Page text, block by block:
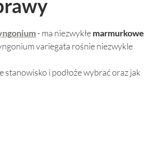
- ma niezwykłe marmurkowe
variegata rośnie niezwykle
stanowisko i podłoże wybrać oraz jak